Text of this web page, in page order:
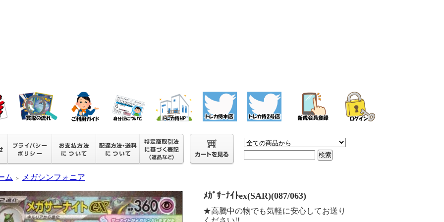
ム ＞ メガシンフォニア
ﾒｶﾞｻｰﾅｲﾄex(SAR)(087/063)
★高騰中の物でも気軽に安心してお送り
ください!!